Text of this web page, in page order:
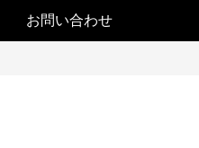
お問い合わせ